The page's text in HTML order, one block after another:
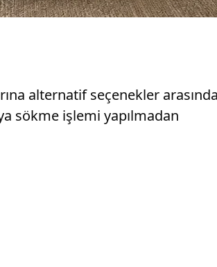
alternatif seçenekler
sökme işlemi yapılmadan